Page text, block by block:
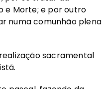
e Morte; e por outro
numa comunhão plena
sacramental